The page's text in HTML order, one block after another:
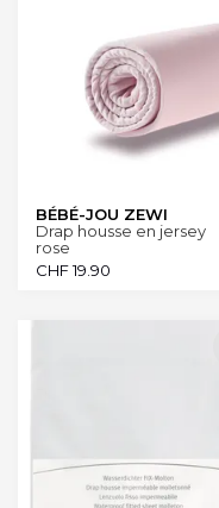
BÉBÉ-JOU ZEWI
Drap housse en jersey
rose
CHF19.90